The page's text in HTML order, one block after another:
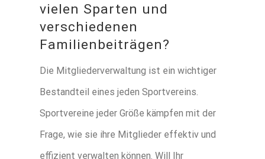
vielen Sparten und
verschiedenen
Familienbeiträgen?
Die Mitgliederverwaltung ist ein wichtiger
Bestandteil eines jeden Sportvereins.
Sportvereine jeder Größe kämpfen mit der
Frage, wie sie ihre Mitglieder effektiv und
effizient verwalten können. Will Ihr